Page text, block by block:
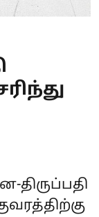
திருப்பதி